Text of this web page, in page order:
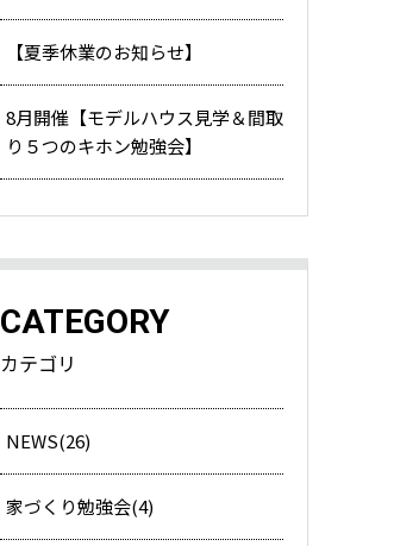
【夏季休業のお知らせ】
8月開催【モデルハウス見学＆間取
り５つのキホン勉強会】
CATEGORY
カテゴリ
NEWS(26)
家づくり勉強会(4)